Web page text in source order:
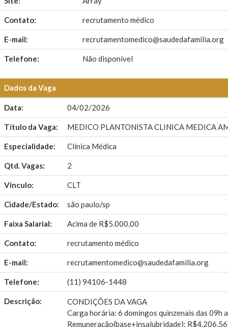
Contato: recrutamento médico
E-mail: recrutamentomedico@saudedafamilia.org
Telefone: Não disponível
Dados da Vaga
Data: 04/02/2026
Título da Vaga: MEDICO PLANTONISTA CLINICA MEDICA
Especialidade: Clínica Médica
Qtd. Vagas: 2
Vinculo: CLT
Cidade/Estado: são paulo/sp
Faixa Salarial: Acima de R$5.000,00
Contato: recrutamento médico
E-mail: recrutamentomedico@saudedafamilia.org
Telefone: (11) 94106-1448
Descrição:
CONDIÇÕES DA VAGA
Carga horária: 6 domingos quinzenais das
Remuneração(base+insalubridade): R$4.206,56